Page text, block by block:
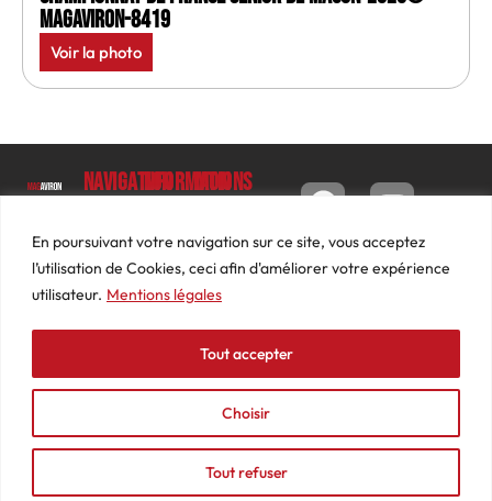
En poursuivant votre navigation sur ce site, vous acceptez
l’utilisation de Cookies, ceci afin d'améliorer votre expérience
utilisateur. Mentions légales
Choisir
Tout refuser
Tout accepter
MagAviron-8419
Voir la photo
Luc
Barbier
69640
74
87
contact@mediasaviron.fr
Navigation
Le
Magazine
Photos
Actualités
Podcasts
Informations
Conditions
générales
de ventes
Mentions
légales
Mon
Tableau
de bord
Commandes
Adresses
Détails
du
compte